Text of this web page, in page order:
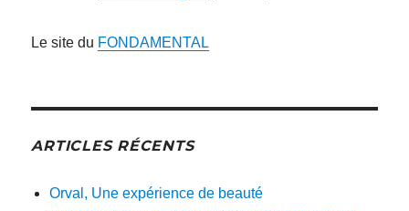
Le site du FONDAMENTAL
ARTICLES RÉCENTS
Orval, Une expérience de beauté